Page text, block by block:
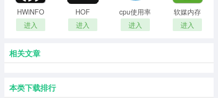
HWiNFO
最新版本
进入
HOF
AI(影驰显
卡超频软
进入
cpu使用率
降低软件
进入
软媒内存
整理工具
进入
相关文章
本类下载排行